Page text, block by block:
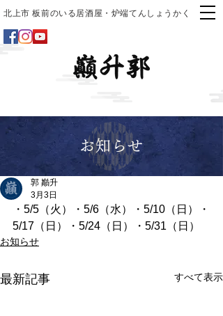
北上市 板前のいる居酒屋・炉端てんしょうかく
お知らせ
郭 巓升
3月3日
・5/5（火）・5/6（水）・5/10（日）・
5/17（日）・5/24（日）・5/31（日）
お知らせ
最新記事 すべて表示